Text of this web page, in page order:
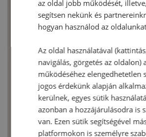
az oldal jobb működését,
segítsen nekünk és
hogyan használod az
Az oldal használatával
navigálás, görgetés az oldalon)
működéséhez elengedhetetlen
jogos érdekünk alapján
kerülnek, egyes sütik
azonban a hozzájárulásodra is
van. Ezen sütik segítségével
platformokon is személyre